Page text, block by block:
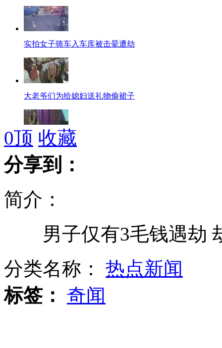
实拍女子骑车入车库被击晕遭劫
大老爷们为给媳妇送礼物偷裙子
欧洲歌唱大赛 电视台劝歌手不要赢
两记者赴新疆采访遭遇车祸因公殉职
监控记录:情侣白天偷可爱红泰迪狗
0顶 收藏
分享到：
简介：
男子仅有3毛钱遇劫
分类名称： 热点新闻
标签： 奇闻